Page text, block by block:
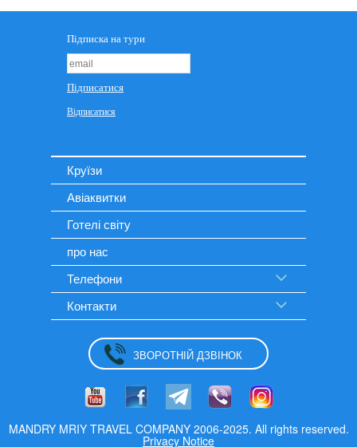
Круїзи
Авіаквитки
Готелі світу
про нас
Телефони
Контакти
ЗВОРОТНІЙ ДЗВІНОК
MANDRY MRIY TRAVEL COMPANY 2006-2025. All rights reserved.
Privacy Notice